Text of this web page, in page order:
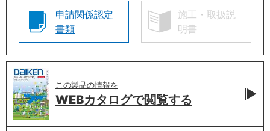
申請関係認定
書類
施工・取扱説
明書
この製品の情報を
WEBカタログで閲覧する